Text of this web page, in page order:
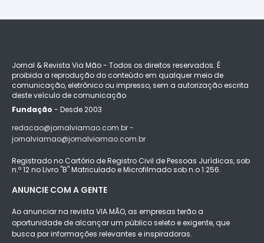
Jornal & Revista Via Mão - Todos os direitos reservados. É
proibida a reprodução do conteúdo em qualquer meio de
comunicação, eletrônico ou impresso, sem a autorização escrita
deste veículo de comunicação
Fundação - Desde 2003
redacao@jornalviamao.com.br -
jornalviamao@jornalviamao.com.br
Registrado no Cartório de Registro Civil de Pessoas Jurídicas, sob
n.º 12 no Livro "B" Matriculado e Microfilmado sob n.o 1.256.
ANUNCIE COM A GENTE
Ao anunciar na revista VIA MÃO, as empresas terão a
oportunidade de alcançar um público seleto e exigente, que
busca por informações relevantes e inspiradoras.